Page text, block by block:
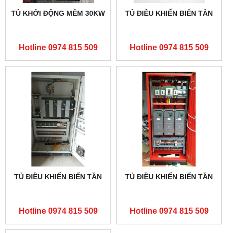
TỦ KHỞI ĐỘNG MỀM 30KW
Hotline 0974 815 509
TỦ ĐIỀU KHIỂN BIẾN TẦN
Hotline 0974 815 509
TỦ ĐIỀU KHIỂN BIẾN TẦN
Hotline 0974 815 509
TỦ ĐIỀU KHIỂN BIẾN TẦN
Hotline 0974 815 509